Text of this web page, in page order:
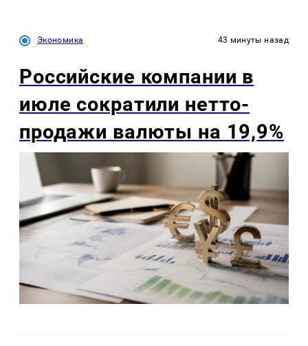
Экономика 43 минуты назад
Российские компании в
июле сократили нетто-
продажи валюты на 19,9%